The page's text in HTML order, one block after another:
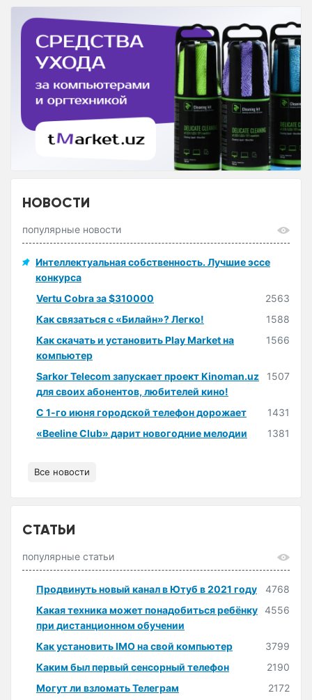
НОВОСТИ
популярные новости
Интеллектуальная собственность. Лучшие эссе
конкурса
Vertu Cobra за $310000
2563
Как связаться с «Билайн»? Легко!
1588
Как скачать и установить Play Market на
компьютер
1566
Sarkor Telecom запускает проект Kinoman.uz
для своих абонентов, любителей кино!
1507
С 1-го июня городской телефон дорожает
1431
«Beeline Club» дарит новогодние мелодии
1381
Все новости
СТАТЬИ
популярные статьи
Продвинуть новый канал в Ютуб в 2021 году
4768
Какая техника может понадобиться ребёнку
при дистанционном обучении
4556
Как установить IMO на свой компьютер
3799
Каким был первый сенсорный телефон
2190
Могут ли взломать Телеграм
2172